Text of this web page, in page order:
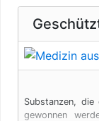
Substanzen,
gewonnen